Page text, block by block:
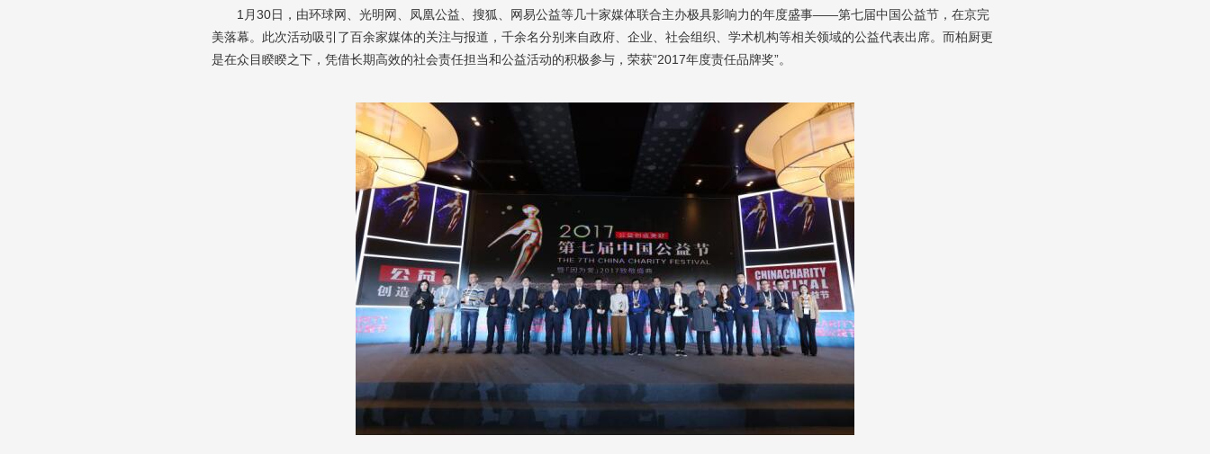
1月30日，由环球网、光明网、凤凰公益、搜狐、网易公益等几十家媒体联合主办极具影响力的年度盛事——第七届中国公益节，在京完
美落幕。此次活动吸引了百余家媒体的关注与报道，千余名分别来自政府、企业、社会组织、学术机构等相关领域的公益代表出席。而柏厨更
是在众目睽睽之下，凭借长期高效的社会责任担当和公益活动的积极参与，荣获“2017年度责任品牌奖”。